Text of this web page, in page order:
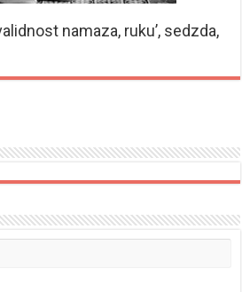
namaza, ruku’, sedzda,